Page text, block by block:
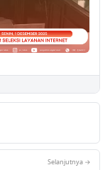
Selanjutnya →